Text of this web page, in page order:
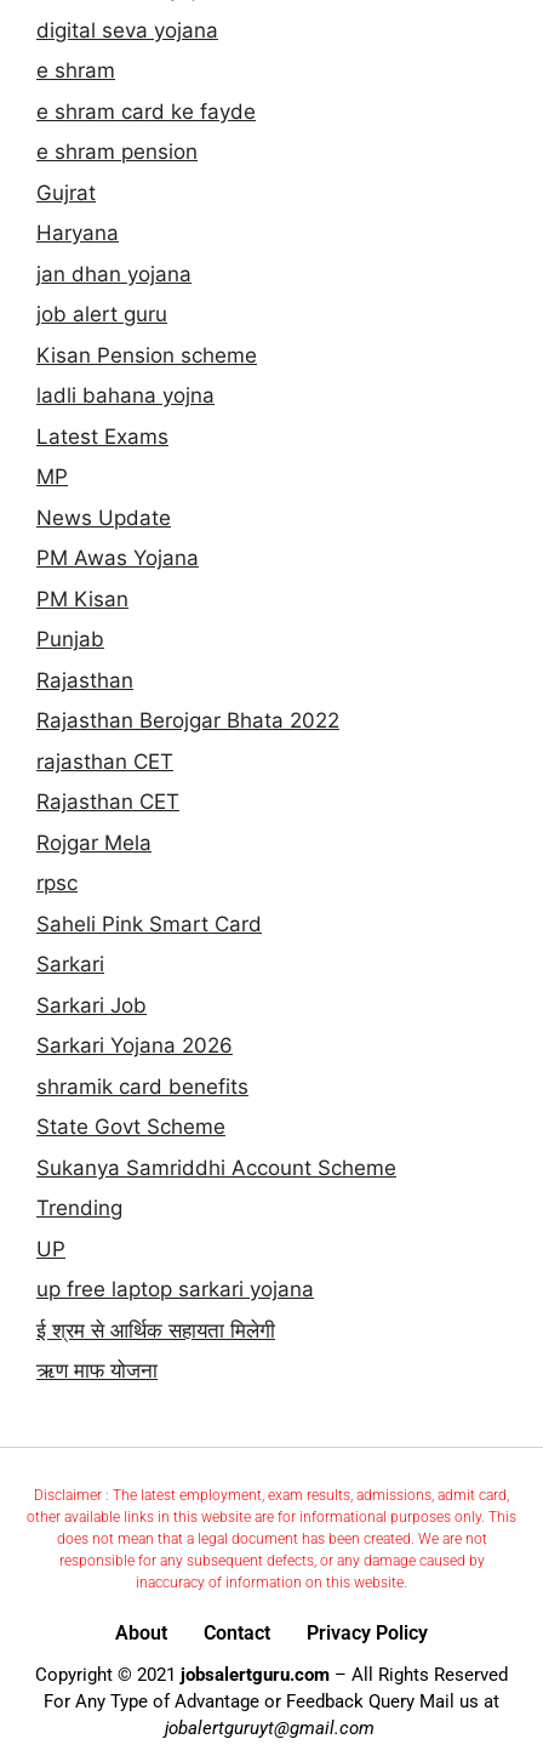
digital seva yojana
e shram
e shram card ke fayde
e shram pension
Gujrat
Haryana
jan dhan yojana
job alert guru
Kisan Pension scheme
ladli bahana yojna
Latest Exams
MP
News Update
PM Awas Yojana
PM Kisan
Punjab
Rajasthan
Rajasthan Berojgar Bhata 2022
rajasthan CET
Rajasthan CET
Rojgar Mela
rpsc
Saheli Pink Smart Card
Sarkari
Sarkari Job
Sarkari Yojana 2026
shramik card benefits
State Govt Scheme
Sukanya Samriddhi Account Scheme
Trending
UP
up free laptop sarkari yojana
ई श्रम से आर्थिक सहायता मिलेगी
ऋण माफ योजना
Disclaimer : The latest employment, exam results, admissions, admit card,
other available links in this website are for informational purposes only. This
does not mean that a legal document has been created. We are not
responsible for any subsequent defects, or any damage caused by
inaccuracy of information on this website.
About Contact Privacy Policy
Copyright © 2021 jobsalertguru.com – All Rights Reserved
For Any Type of Advantage or Feedback Query Mail us at
jobalertguruyt@gmail.com